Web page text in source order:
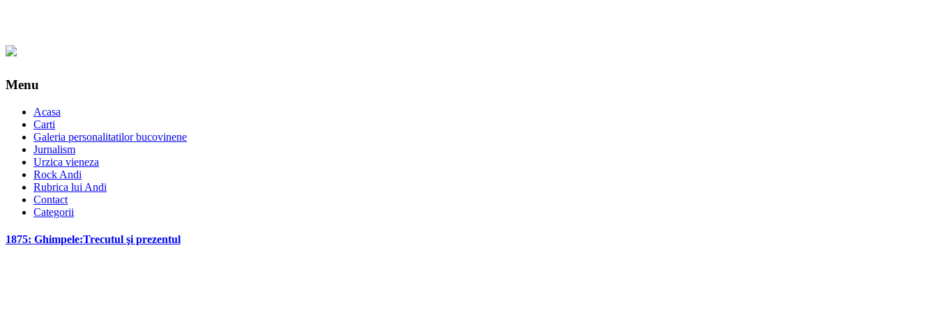
Menu
Acasa
Carti
Galeria personalitatilor bucovinene
Jurnalism
Urzica vieneza
Rock Andi
Rubrica lui Andi
Contact
Categorii
1875: Ghimpele:Trecutul şi prezentul